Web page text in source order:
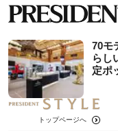
70モ
らし
定ポ
トップページへ